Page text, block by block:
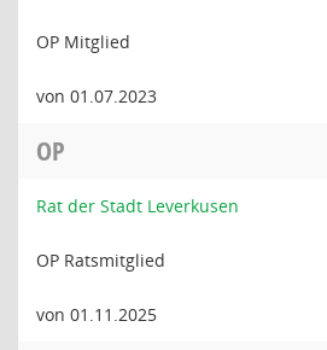
OP Mitglied
von 01.07.2023
OP
Rat der Stadt Leverkusen
OP Ratsmitglied
von 01.11.2025